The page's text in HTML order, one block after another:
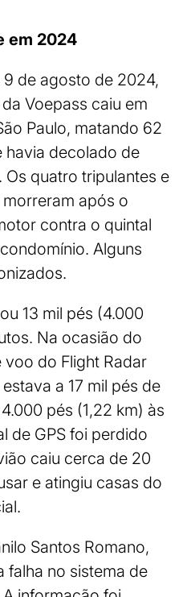
em 2024
de agosto de 2024,
Voepass caiu em
Paulo, matando 62
havia decolado de
Os quatro tripulantes e
após o
contra o quintal
Alguns
13 mil pés (4.000
Na ocasião do
do Flight Radar
a 17 mil pés de
pés (1,22 km) às
de GPS foi perdido
caiu cerca de 20
e atingiu casas do
Santos Romano,
falha no sistema de